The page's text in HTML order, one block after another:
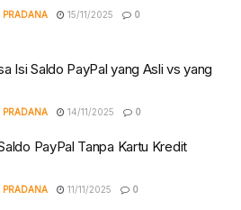
15/11/2025 0
Isi Saldo PayPal yang Asli vs yang
14/11/2025 0
PayPal Tanpa Kartu Kredit
11/11/2025 0